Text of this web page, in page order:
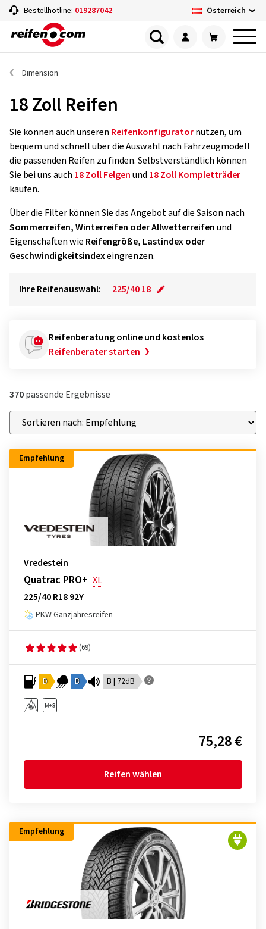
Bestellhotline: 019287042 Österreich
Dimension
18 Zoll Reifen
Sie können auch unseren Reifenkonfiguratornutzen, um
bequem und schnell über die Auswahl nach Fahrzeugmodell
die passenden Reifen zu finden. Selbstverständlich können
Sie bei uns auch 18 Zoll Felgenund 18 Zoll Kompletträder
kaufen.
Über die Filter können Sie das Angebot auf die Saison nach
Sommerreifen, Winterreifen oder Allwetterreifenund
Eigenschaften wie Reifengröße, Lastindex oder
Geschwindigkeitsindexeingrenzen.
Ihre Reifenauswahl: 225/40 18
Reifenberatung online und kostenlos
Reifenberater starten
370passende Ergebnisse
Empfehlung
Vredestein
Quatrac PRO+ XL
225/40 R18 92Y
PKW Ganzjahresreifen
(69)
D B B | 72dB
75,28 €
Reifen wählen
Empfehlung